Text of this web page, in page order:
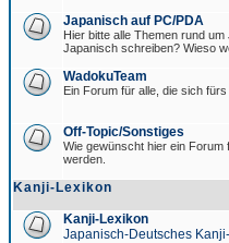
Japanisch auf PC/PDA
Hier bitte alle Themen rund
Japanisch schreiben? Wieso
WadokuTeam
Ein Forum für alle, die sich
Off-Topic/Sonstiges
Wie gewünscht hier ein Forum
werden.
Kanji-Lexikon
Kanji-Lexikon
Japanisch-Deutsches